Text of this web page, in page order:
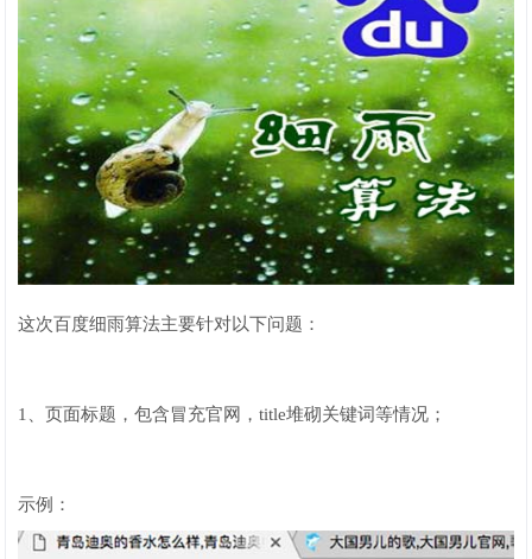
这次百度细雨算法主要针对以下问题：
1、页面标题，包含冒充官网，title堆砌关键词等情况；
示例：